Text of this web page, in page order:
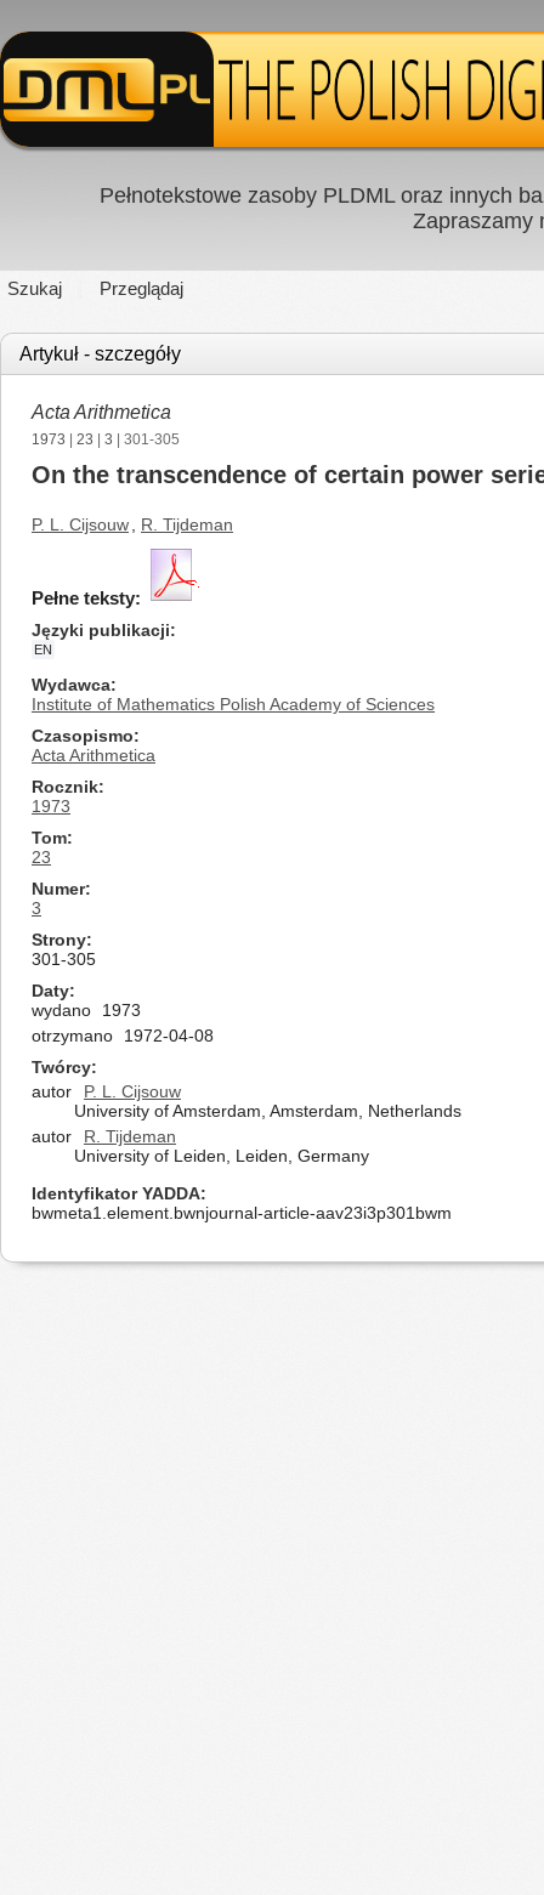
Pełnotekstowe zasoby PLDML oraz innych
Zapraszamy
Szukaj Przeglądaj
Artykuł - szczegóły
Acta Arithmetica
1973 23 3 | 301-305
On the transcendence of certain power
P. L. Cijsouw R. Tijdeman
Pełne teksty:
Języki publikacji
EN
Wydawca
Institute of Mathematics Polish Academy of Sciences
Czasopismo
Acta Arithmetica
Rocznik
1973
Tom
23
Numer
3
Strony
301-305
Daty
wydano
1973
otrzymano
1972-04-08
Twórcy
autor
P. L. Cijsouw
University of Amsterdam, Amsterdam, Netherlands
autor
R. Tijdeman
University of Leiden, Leiden, Germany
Identyfikator YADDA
bwmeta1.element.bwnjournal-article-aav23i3p301bwm